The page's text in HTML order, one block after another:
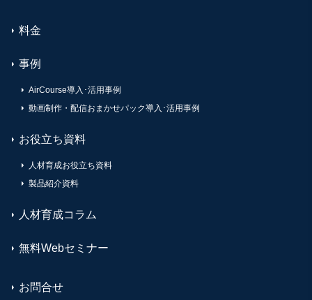
料金
事例
AirCourse導入･活用事例
動画制作・配信おまかせパック導入･活用事例
お役立ち資料
人材育成お役立ち資料
製品紹介資料
人材育成コラム
無料Webセミナー
お問合せ